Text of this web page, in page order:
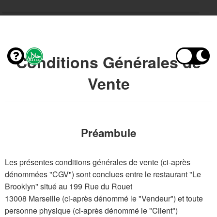
Conditions Générales de
Vente
Préambule
Les présentes conditions générales de vente (ci-après
dénommées "CGV") sont conclues entre le restaurant "Le
Brooklyn" situé au 199 Rue du Rouet
13008 Marseille (ci-après dénommé le "Vendeur") et toute
personne physique (ci-après dénommé le "Client")